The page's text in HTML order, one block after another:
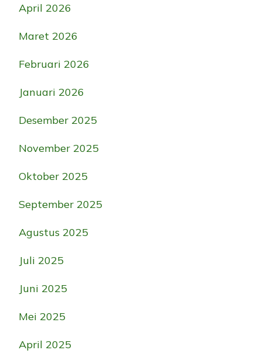
April 2026
Maret 2026
Februari 2026
Januari 2026
Desember 2025
November 2025
Oktober 2025
September 2025
Agustus 2025
Juli 2025
Juni 2025
Mei 2025
April 2025